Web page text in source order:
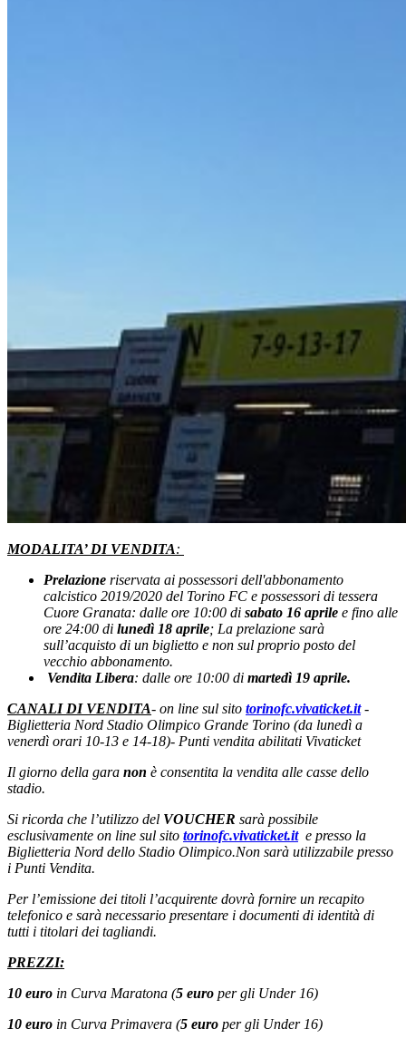
MODALITA’ DI VENDITA:
Prelazione riservata ai possessori dell'abbonamento
calcistico 2019/2020 del Torino FC e possessori di tessera
Cuore Granata: dalle ore 10:00 di sabato 16 aprile e fino alle
ore 24:00 di lunedì 18 aprile; La prelazione sarà
sull’acquisto di un biglietto e non sul proprio posto del
vecchio abbonamento.
Vendita Libera: dalle ore 10:00 di martedì 19 aprile.
CANALI DI VENDITA- on line sul sito torinofc.vivaticket.it -
Biglietteria Nord Stadio Olimpico Grande Torino (da lunedì a
venerdì orari 10-13 e 14-18)- Punti vendita abilitati Vivaticket
Il giorno della gara non è consentita la vendita alle casse dello
stadio.
Si ricorda che l’utilizzo del VOUCHER sarà possibile
esclusivamente on line sul sito torinofc.vivaticket.ite presso la
Biglietteria Nord dello Stadio Olimpico.Non sarà utilizzabile presso
i Punti Vendita.
Per l’emissione dei titoli l’acquirente dovrà fornire un recapito
telefonico e sarà necessario presentare i documenti di identità di
tutti i titolari dei tagliandi.
PREZZI:
10 euro in Curva Maratona (5 euro per gli Under 16)
10 euro in Curva Primavera (5 euro per gli Under 16)